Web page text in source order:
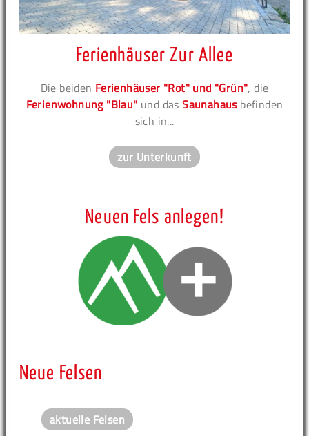
Ferienhäuser Zur Allee
Die beiden Ferienhäuser "Rot" und "Grün", die
Ferienwohnung "Blau" und dasSaunahausbefinden
sich in...
zur Unterkunft
Neuen Fels anlegen!
Neue Felsen
aktuelle Felsen